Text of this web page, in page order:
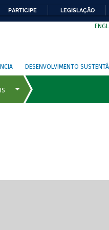
PARTICIPE LEGISLAÇÃO
DESENVOLVIMENTO
de